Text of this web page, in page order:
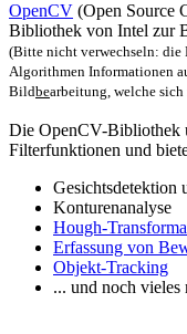
OpenCV (Open Source
Bibliothek von Intel zur
(Bitte nicht verwechseln: die
Algorithmen Informationen
Bildbearbeitung, welche
Die OpenCV-Bibliothek
Filterfunktionen und
Gesichtsdetektion
Konturenanalyse
Hough-
Erfassung von
Objekt-Tracking
... und noch vieles